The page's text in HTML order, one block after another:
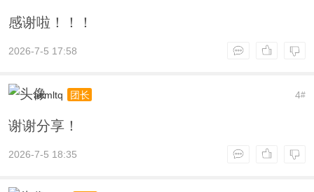
感谢啦！！！
2026-7-5 17:58
4#
acmltq 团长
谢谢分享！
2026-7-5 18:35